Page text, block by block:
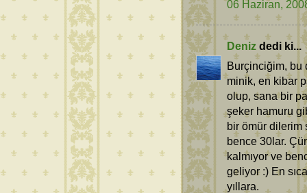
06 Haziran,
Deniz dedi ki...
Burçinciğim, bu
minik, en kibar
olup, sana bir
şeker hamuru
bir ömür dilerim
bence 30lar.
kalmıyor ve
geliyor :) En
yıllara.